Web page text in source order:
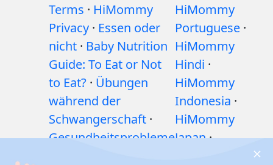
Terms · HiMommy
Privacy · Essen oder
nicht · Baby Nutrition
Guide: To Eat or Not
to Eat? · Übungen
während der
Schwangerschaft ·
Gesundheitsprobleme
HiMommy
Portuguese ·
HiMommy
Hindi ·
HiMommy
Indonesia ·
HiMommy
Japan·